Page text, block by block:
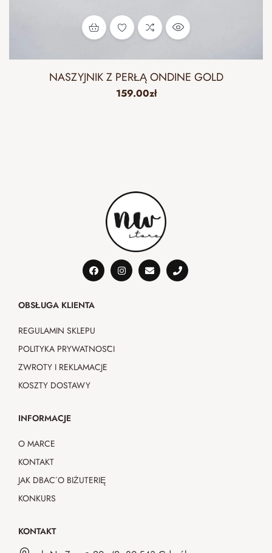
NASZYJNIK Z PERŁĄ ONDINE GOLD
159.00zł
OBSŁUGA KLIENTA
REGULAMIN SKLEPU
POLITYKA PRYWATNOŚCI
ZWROTY I REKLAMACJE
KOSZTY DOSTAWY
INFORMACJE
O MARCE
KONTAKT
JAK DBAĆ O BIŻUTERIĘ
KONKURS
KONTAKT